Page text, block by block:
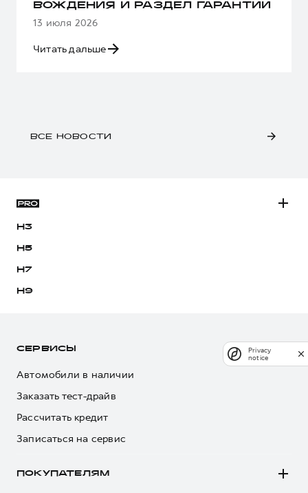
ВОЖДЕНИЯ И РАЗДЕЛ ГАРАНТИИ
13 июля 2026
Читать дальше
ВСЕ НОВОСТИ
H3
H5
H7
H9
СЕРВИСЫ
Автомобили в наличии
Заказать тест-драйв
Рассчитать кредит
Записаться на сервис
ПОКУПАТЕЛЯМ
Privacy
notice